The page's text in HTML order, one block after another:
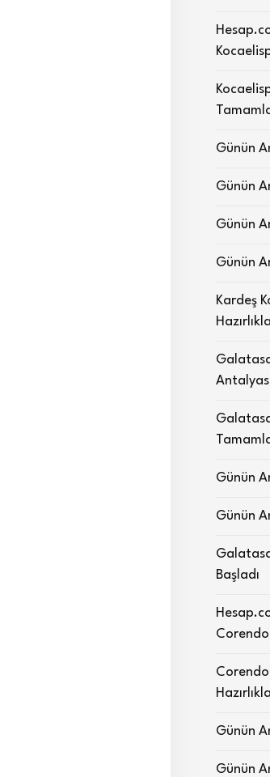
Günün
Günün
Günün
Günün
Kardeş
Günün
Günün
Başladı
Günün
Günün